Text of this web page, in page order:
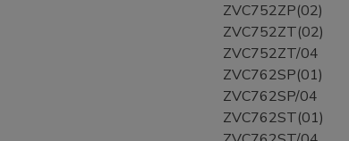
ZVC752ZP(02)
ZVC752ZT(02)
ZVC752ZT/04
ZVC762SP(01)
ZVC762SP/04
ZVC762ST(01)